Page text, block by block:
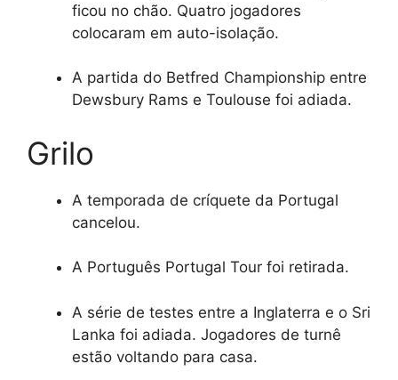
ficou no chão. Quatro jogadores
colocaram em auto-isolação.
A partida do Betfred Championship entre
Dewsbury Rams e Toulouse foi adiada.
Grilo
A temporada de críquete da Portugal
cancelou.
A Português Portugal Tour foi retirada.
A série de testes entre a Inglaterra e o Sri
Lanka foi adiada. Jogadores de turnê
estão voltando para casa.